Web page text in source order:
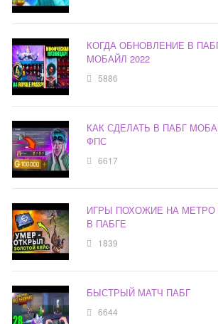
КОГДА ОБНОВЛЕНИЕ В
МОБАЙЛ 2022
5886
КАК СДЕЛАТЬ В ПАБГ
ФПС
6617
ИГРЫ ПОХОЖИЕ НА МЕТРО
В ПАБГЕ
1839
БЫСТРЫЙ МАТЧ ПАБГ
6644